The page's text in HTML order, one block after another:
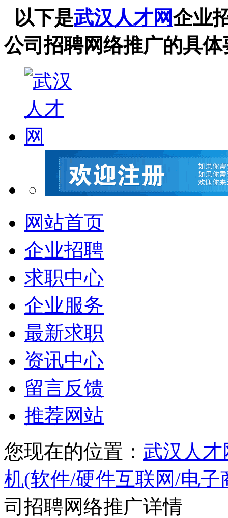
以下是武汉人才网企业
公司招聘网络推广的具
网站首页
企业招聘
求职中心
企业服务
最新求职
资讯中心
留言反馈
推荐网站
您现在的位置： 武汉人才
机(软件/硬件互联网/电子
司招聘网络推广详情